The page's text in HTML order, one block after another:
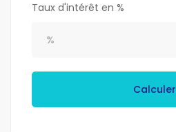
Taux d'intérêt en %
Calculer